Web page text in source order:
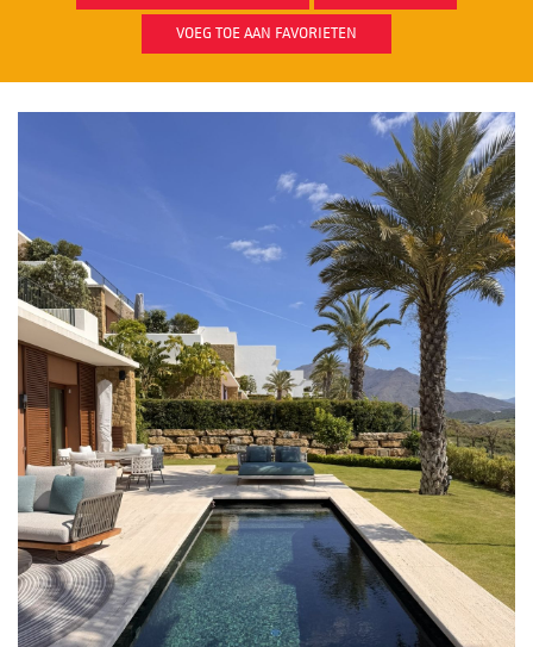
VOEG TOE AAN FAVORIETEN